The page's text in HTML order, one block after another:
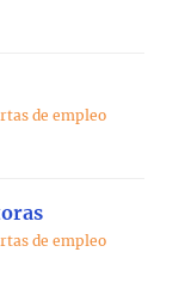
de empleo
de empleo